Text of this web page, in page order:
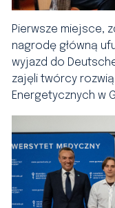
Pierwsze miejsce,
nagrodę główną
wyjazd do
zajęli twórcy
Energetycznych w